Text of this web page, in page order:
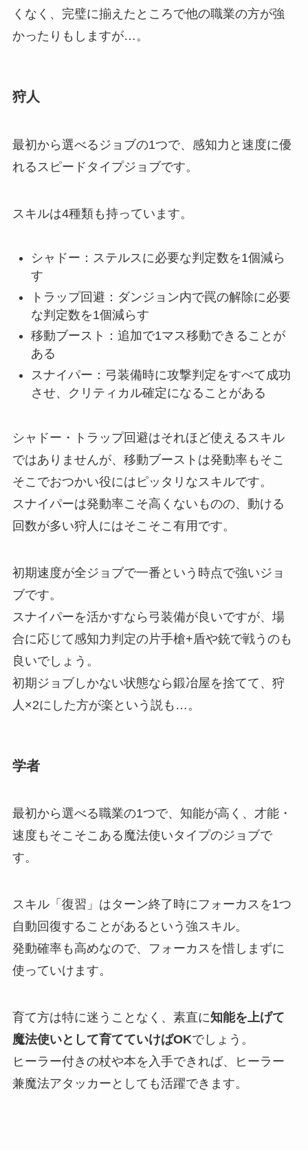
くなく、完璧に揃えたところで他の職業の方が強
かったりもしますが…。
狩人
最初から選べるジョブの1つで、 感知力と速度に優
れるスピードタイプジョブです。
スキルは4種類も持っています。
シャドー：ステルスに必要な判定数を1個減ら
す
トラップ回避：ダンジョン内で罠の解除に必要
な判定数を1個減らす
移動ブースト：追加で1マス移動できることが
ある
スナイパー：弓装備時に攻撃判定をすべて成功
させ、クリティカル確定になることがある
シャドー・トラップ回避はそれほど使えるスキル
ではありませんが、移動ブーストは発動率もそこ
そこでおつかい役にはピッタリなスキルです。
スナイパーは発動率こそ高くないものの、動ける
回数が多い狩人にはそこそこ有用です。
初期速度が全ジョブで一番という時点で強いジョ
ブです。
スナイパーを活かすなら弓装備が良いですが、場
合に応じて感知力判定の片手槍+盾や銃で戦うのも
良いでしょう。
初期ジョブしかない状態なら鍛冶屋を捨てて、狩
人×2にした方が楽という説も…。
学者
最初から選べる職業の1つで、 知能が高く、才能・
速度もそこそこある魔法使いタイプのジョブで
す。
スキル「復習」はターン終了時にフォーカスを1つ
自動回復することがあるという強スキル。
発動確率も高めなので、フォーカスを惜しまずに
使っていけます。
育て方は特に迷うことなく、素直に知能を上げて
魔法使いとして育てていけばOKでしょう。
ヒーラー付きの杖や本を入手できれば、ヒーラー
兼魔法アタッカーとしても活躍できます。